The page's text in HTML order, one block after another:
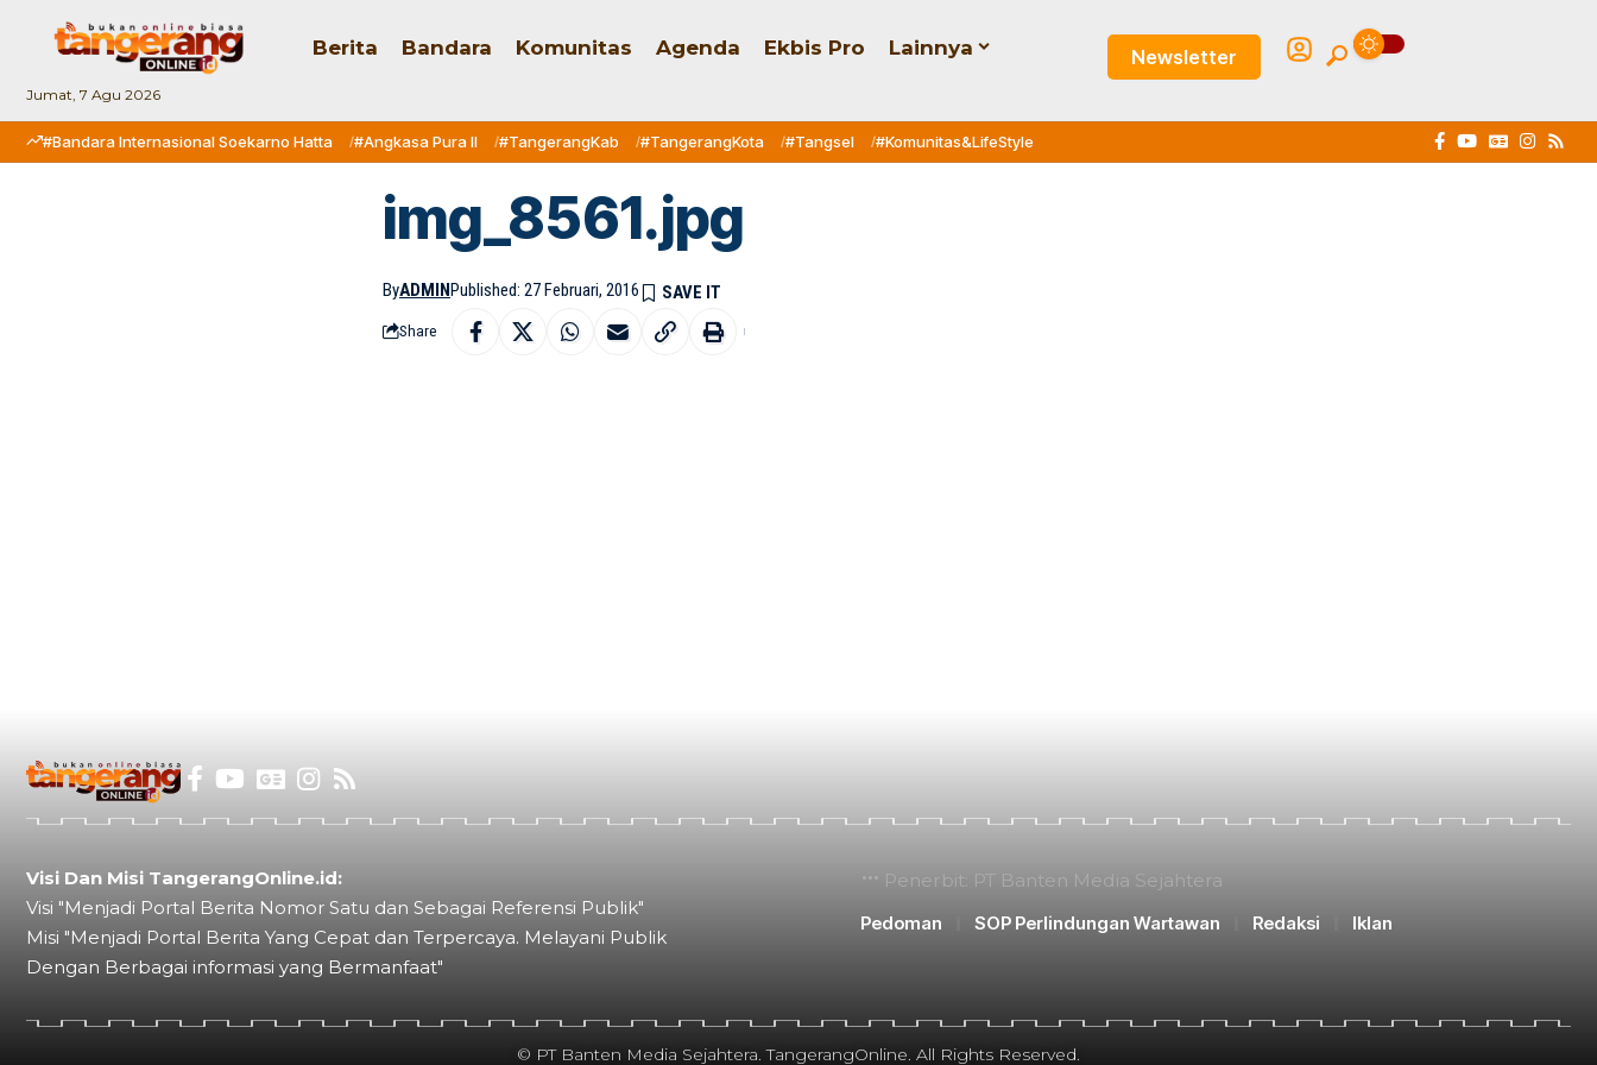
Jumat, 7 Agu 2026
Berita Bandara Komunitas Agenda Ekbis Pro Lainnya Newsletter
#Bandara Internasional Soekarno Hatta #Angkasa Pura II #TangerangKab #TangerangKota #Tangsel #Komunitas&LifeStyle
img_8561.jpg
ByADMINPublished: 27 Februari, 2016
Share
Visi Dan Misi TangerangOnline.id:
Visi "Menjadi Portal Berita Nomor Satu dan Sebagai Referensi Publik"
Misi "Menjadi Portal Berita Yang Cepat dan Terpercaya. Melayani Publik
Dengan Berbagai informasi yang Bermanfaat"
Penerbit: PT Banten Media Sejahtera
Pedoman
SOP Perlindungan Wartawan Redaksi Iklan
© PT Banten Media Sejahtera. TangerangOnline. All Rights Reserved.